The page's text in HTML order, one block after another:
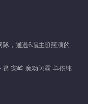
，通過6場主題競演的
安崎 魔动闪霸 单依纯